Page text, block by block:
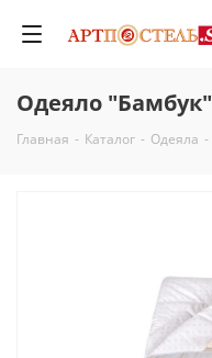
Одеяло "Бамбук"
Главная - Каталог - Одеяла -